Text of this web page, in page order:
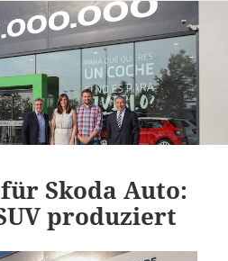
Skoda Auto:
produziert